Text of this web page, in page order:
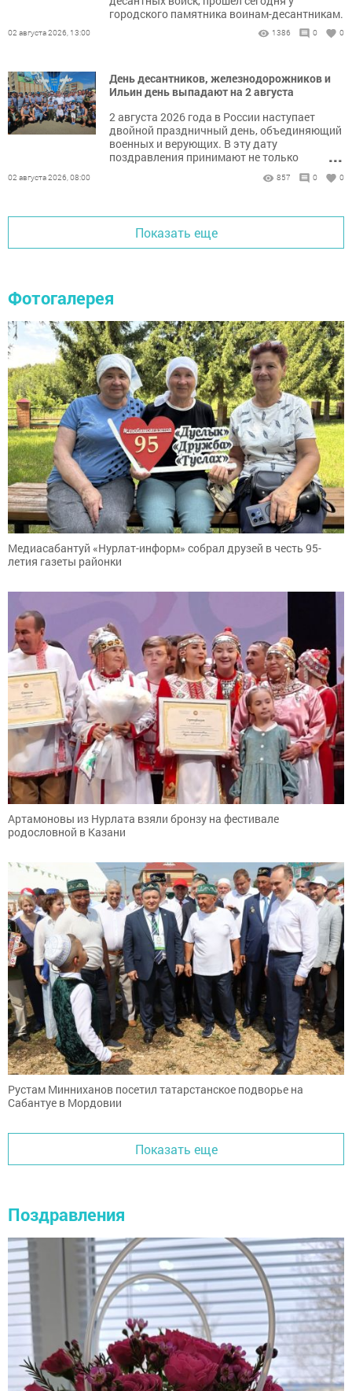
городского памятника воинам-десантникам.
02 августа 2026, 13:00 1386 0 0
День десантников, железнодорожников и
Ильин день выпадают на 2 августа
2 августа 2026 года в России наступает
двойной праздничный день, объединяющий
военных и верующих. В эту дату
поздравления принимают не только
десантники и железнодорожники, но и все
православные христиане, чтящие память
...
02 августа 2026, 08:00 857 0 0
Показать еще
Фотогалерея
Медиасабантуй «Нурлат-информ» собрал друзей в честь 95-
летия газеты районки
Артамоновы из Нурлата взяли бронзу на фестивале
родословной в Казани
Рустам Минниханов посетил татарстанское подворье на
Сабантуе в Мордовии
Показать еще
Поздравления